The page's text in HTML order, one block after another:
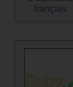
français